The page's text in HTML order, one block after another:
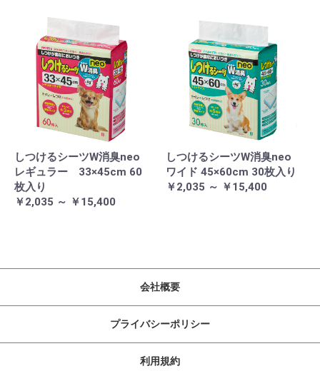
しつけるシーツW消臭neo
レギュラー 33×45cm 60
枚入り
￥2,035 ～ ￥15,400
しつけるシーツW消臭neo
ワイド 45×60cm 30枚入り
￥2,035 ～ ￥15,400
会社概要
プライバシーポリシー
利用規約